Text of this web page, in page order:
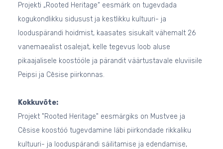
Projekti „Rooted Heritage“ eesmärk on tugevdada
kogukondlikku sidusust ja kestlikku kultuuri- ja
looduspärandi hoidmist, kaasates sisukalt vähemalt 26
vanemaealist osalejat, kelle tegevus loob aluse
pikaajalisele koostööle ja pärandit väärtustavale eluviisile
Peipsi ja Cēsise piirkonnas.
Kokkuvõte:
Projekt "Rooted Heritage" eesmärgiks on Mustvee ja
Cēsise koostöö tugevdamine läbi piirkondade rikkaliku
kultuuri- ja looduspärandi säilitamise ja edendamise,